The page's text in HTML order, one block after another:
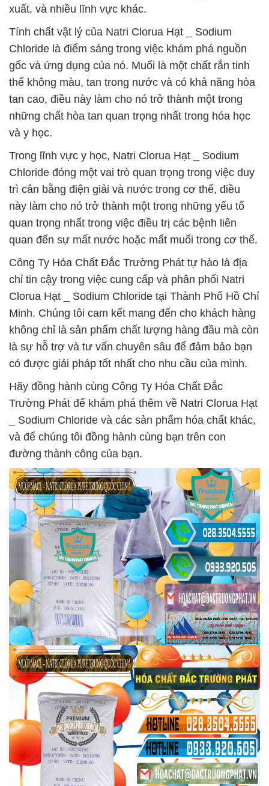
xuất, và nhiều lĩnh vực khác.
Tính chất vật lý của Natri Clorua Hạt _ Sodium
Chloride là điểm sáng trong việc khám phá nguồn
gốc và ứng dụng của nó. Muối là một chất rắn tinh
thể không màu, tan trong nước và có khả năng hòa
tan cao, điều này làm cho nó trở thành một trong
những chất hòa tan quan trọng nhất trong hóa học
và y học.
Trong lĩnh vực y học, Natri Clorua Hạt _ Sodium
Chloride đóng một vai trò quan trọng trong việc duy
trì cân bằng điện giải và nước trong cơ thể, điều
này làm cho nó trở thành một trong những yếu tố
quan trọng nhất trong việc điều trị các bệnh liên
quan đến sự mất nước hoặc mất muối trong cơ thể.
Công Ty Hóa Chất Đắc Trường Phát tự hào là địa
chỉ tin cậy trong việc cung cấp và phân phối Natri
Clorua Hạt _ Sodium Chloride tại Thành Phố Hồ Chí
Minh. Chúng tôi cam kết mang đến cho khách hàng
không chỉ là sản phẩm chất lượng hàng đầu mà còn
là sự hỗ trợ và tư vấn chuyên sâu để đảm bảo bạn
có được giải pháp tốt nhất cho nhu cầu của mình.
Hãy đồng hành cùng Công Ty Hóa Chất Đắc
Trường Phát để khám phá thêm về Natri Clorua Hạt
_ Sodium Chloride và các sản phẩm hóa chất khác,
và để chúng tôi đồng hành cùng bạn trên con
đường thành công của bạn.